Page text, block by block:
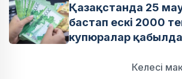
Қазақстанда 25
бастап ескі 2000
купюралар
Келесі